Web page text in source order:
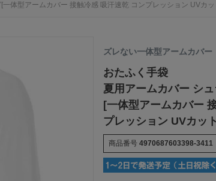
体型アームカバー 接触冷感 吸汗速乾 コンプレッション UVカ
ズレない一体型アームカバー
おたふく手袋
夏用アームカバー シ
[一体型アームカバー
プレッション UVカッ
商品番号 4970687603398-3411